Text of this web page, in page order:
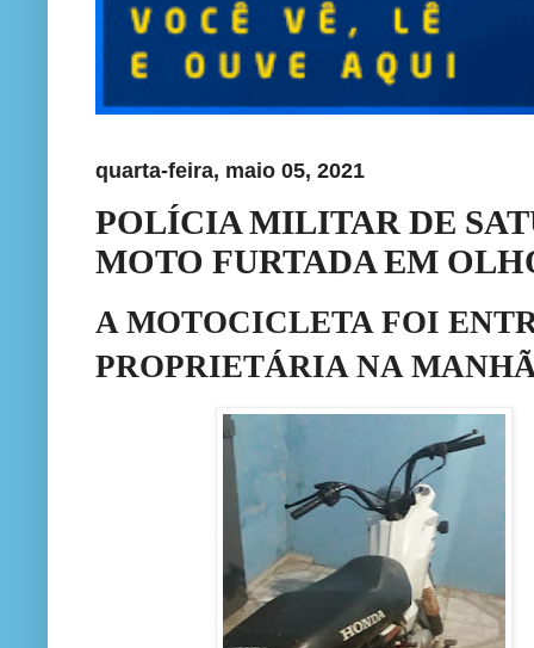
quarta-feira, maio 05, 2021
POLÍCIA MILITAR DE
MOTO FURTADA EM
A MOTOCICLETA FOI
PROPRIETÁRIA NA